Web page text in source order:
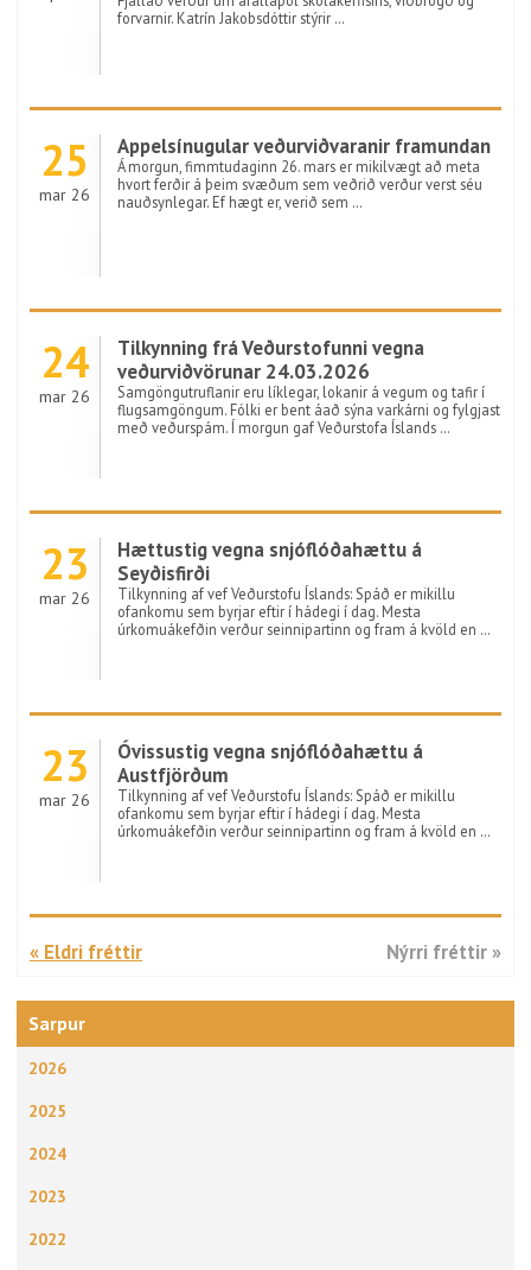
Sarpur
2026
2025
2024
2023
2022
forvarnir. Katrín Jakobsdóttir stýrir …
25
mar 26
Appelsínugular veðurviðvaranir framundan
Á morgun, fimmtudaginn 26. mars er mikilvægt að meta
hvort ferðir á þeim svæðum sem veðrið verður verst séu
nauðsynlegar. Ef hægt er, verið sem …
24
mar 26
Tilkynning frá Veðurstofunni vegna
veðurviðvörunar 24.03.2026
Samgöngutruflanir eru líklegar, lokanir á vegum og tafir í
flugsamgöngum. Fólki er bent áað sýna varkárni og fylgjast
með veðurspám. Í morgun gaf Veðurstofa Íslands …
23
mar 26
Hættustig vegna snjóflóðahættu á
Seyðisfirði
Tilkynning af vef Veðurstofu Íslands: Spáð er mikillu
ofankomu sem byrjar eftir í hádegi í dag. Mesta
úrkomuákefðin verður seinnipartinn og fram á kvöld en …
23
mar 26
Óvissustig vegna snjóflóðahættu á
Austfjörðum
Tilkynning af vef Veðurstofu Íslands: Spáð er mikillu
ofankomu sem byrjar eftir í hádegi í dag. Mesta
úrkomuákefðin verður seinnipartinn og fram á kvöld en …
« Eldri fréttir Nýrri fréttir »